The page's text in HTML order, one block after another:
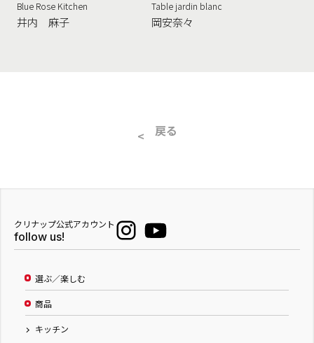
Blue Rose Kitchen
井内 麻子
Table jardin blanc
岡安奈々
戻る
クリナップ公式アカウント
follow us!
選ぶ／楽しむ
商品
キッチン